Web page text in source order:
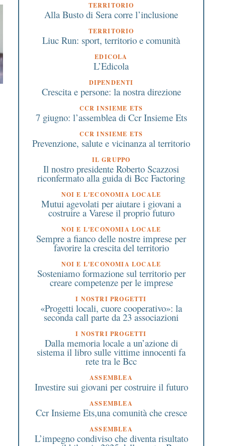
8 Marzo 2020
L’Arcivescovo di Milano: “La
domenica a mezzogiorno
suoniamo le campane e
chiamiamo un amico”
25 Aprile 2021
fare domanda
TERRITORIO
Alla Busto di Sera corre l’inclusione
TERRITORIO
Liuc Run: sport, territorio e comunità
EDICOLA
L’Edicola
DIPENDENTI
Crescita e persone: la nostra direzione
CCR INSIEME ETS
7 giugno: l’assemblea di Ccr Insieme Ets
CCR INSIEME ETS
Prevenzione, salute e vicinanza al territorio
IL GRUPPO
Il nostro presidente Roberto Scazzosi
riconfermato alla guida di Bcc Factoring
NOI E L'ECONOMIA LOCALE
Mutui agevolati per aiutare i giovani a
costruire a Varese il proprio futuro
NOI E L'ECONOMIA LOCALE
Sempre a fianco delle nostre imprese per
favorire la crescita del territorio
NOI E L'ECONOMIA LOCALE
Sosteniamo formazione sul territorio per
creare competenze per le imprese
I NOSTRI PROGETTI
«Progetti locali, cuore cooperativo»: la
seconda call parte da 23 associazioni
I NOSTRI PROGETTI
Dalla memoria locale a un’azione di
sistema il libro sulle vittime innocenti fa
rete tra le Bcc
ASSEMBLEA
Investire sui giovani per costruire il futuro
ASSEMBLEA
Ccr Insieme Ets,una comunità che cresce
ASSEMBLEA
L’impegno condiviso che diventa risultato